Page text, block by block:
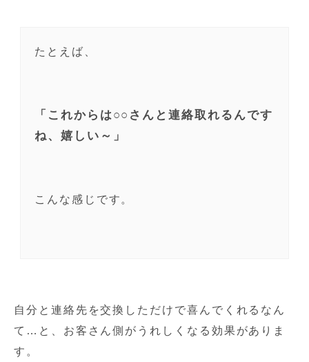
たとえば、
「これからは○○さんと連絡取れるんです
ね、嬉しい～」
こんな感じです。
自分と連絡先を交換しただけで喜んでくれるなん
て…と、お客さん側がうれしくなる効果がありま
す。